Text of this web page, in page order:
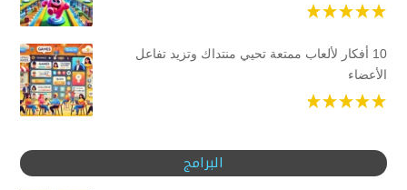
10 أفكار لألعاب ممتعة تحيي منتداك وتزيد تفاعل
الأعضاء
البرامج